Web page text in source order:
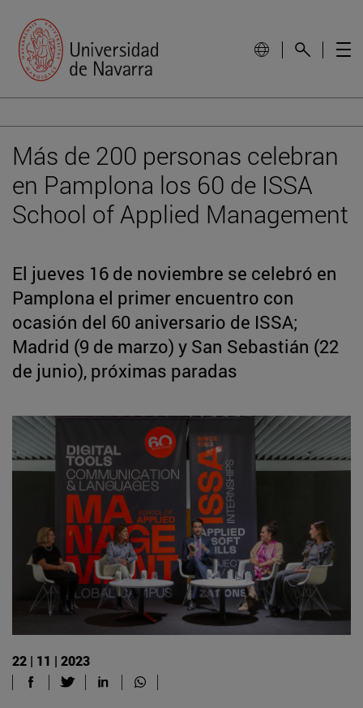
Más de 200 personas celebran
en Pamplona los 60 de ISSA
School of Applied Management
El jueves 16 de noviembre se celebró en
Pamplona el primer encuentro con
ocasión del 60 aniversario de ISSA;
Madrid (9 de marzo) y San Sebastián (22
de junio), próximas paradas
22 | 11 | 2023